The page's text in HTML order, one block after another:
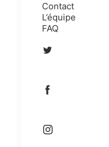
Contact
L’équipe
FAQ